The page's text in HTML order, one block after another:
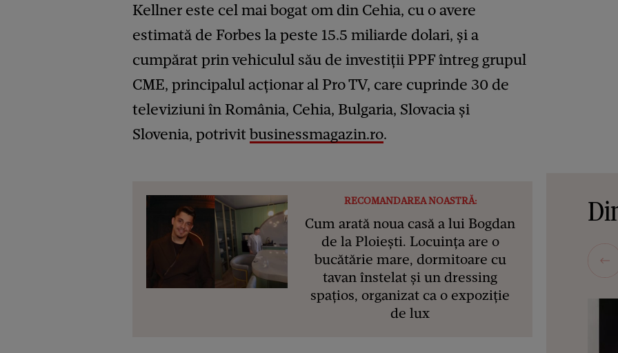
Kellner este cel mai bogat om din Cehia, cu o avere
estimată de Forbes la peste 15.5 miliarde dolari, şi a
cumpărat prin vehiculul său de investiţii PPF întreg grupul
CME, principalul acţionar al Pro TV, care cuprinde 30 de
televiziuni în România, Cehia, Bulgaria, Slovacia şi
Slovenia, potrivitbusinessmagazin.ro.
RECOMANDAREA NOASTRĂ:
Cum arată noua casă a lui Bogdan
de la Ploiești. Locuința are o
bucătărie mare, dormitoare cu
tavan înstelat și un dressing
spațios, organizat ca o expoziție
de lux